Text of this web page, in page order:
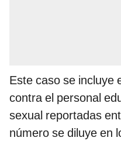
Este caso se incluye
contra el personal
sexual reportadas
número se diluye en